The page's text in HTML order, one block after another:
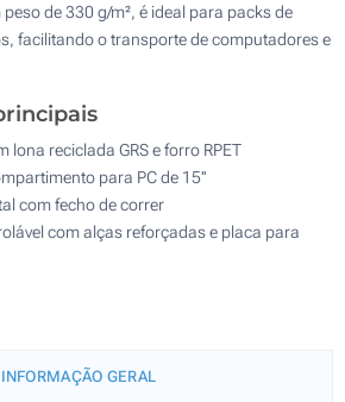
de 330 g/m², é ideal para packs de
facilitando o transporte de computadores e
lona reciclada GRS e forro RPET
para PC de 15''
com fecho de correr
com alças reforçadas e placa para
INFORMAÇÃO GERAL